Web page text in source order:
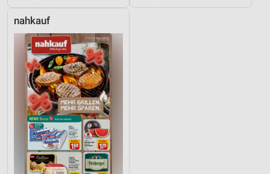
nahkauf